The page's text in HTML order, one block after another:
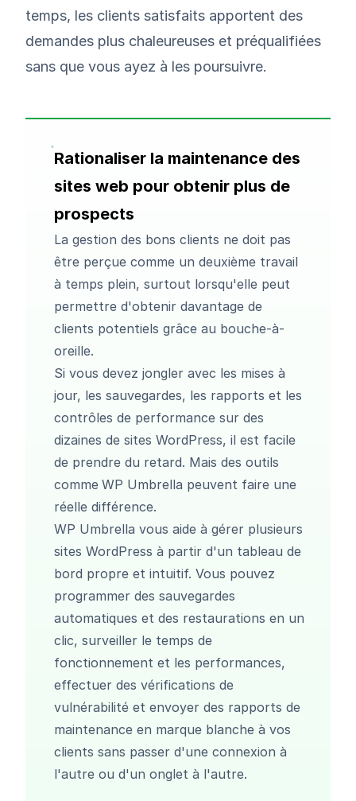
temps, les clients satisfaits apportent des
demandes plus chaleureuses et préqualifiées
sans que vous ayez à les poursuivre.
Rationaliser la maintenance des
sites web pour obtenir plus de
prospects
La gestion des bons clients ne doit pas
être perçue comme un deuxième travail
à temps plein, surtout lorsqu'elle peut
permettre d'obtenir davantage de
clients potentiels grâce au bouche-à-
oreille.
Si vous devez jongler avec les mises à
jour, les sauvegardes, les rapports et les
contrôles de performance sur des
dizaines de sites WordPress, il est facile
de prendre du retard. Mais des outils
comme WP Umbrella peuvent faire une
réelle différence.
WP Umbrella vous aide à gérer plusieurs
sites WordPress à partir d'un tableau de
bord propre et intuitif. Vous pouvez
programmer dessauvegardes
automatiqueset des restaurations en un
clic, surveiller le temps de
fonctionnement et les performances,
effectuer des vérifications de
vulnérabilité et envoyer des rapports de
maintenance en marque blanche à vos
clients sans passer d'une connexion à
l'autre ou d'un onglet à l'autre.